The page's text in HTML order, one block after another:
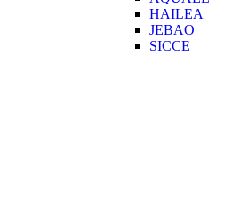
HAILEA
JEBAO
SICCE